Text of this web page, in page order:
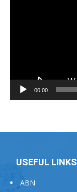
00:00
USEFUL LINKS
ABN